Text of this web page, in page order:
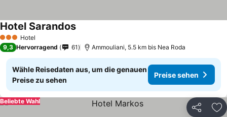
3 SterneHotel
Hotel Sarandos
9,3 Hervorragend 61 Ammouliani, 5.5 km bis Nea Roda
Wähle Reisedaten aus, um die genauen
Preise zu sehen
Preise sehen
Teilen
Beliebte Wahl